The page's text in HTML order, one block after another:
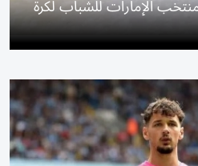
الإمارات للشباب لكرة